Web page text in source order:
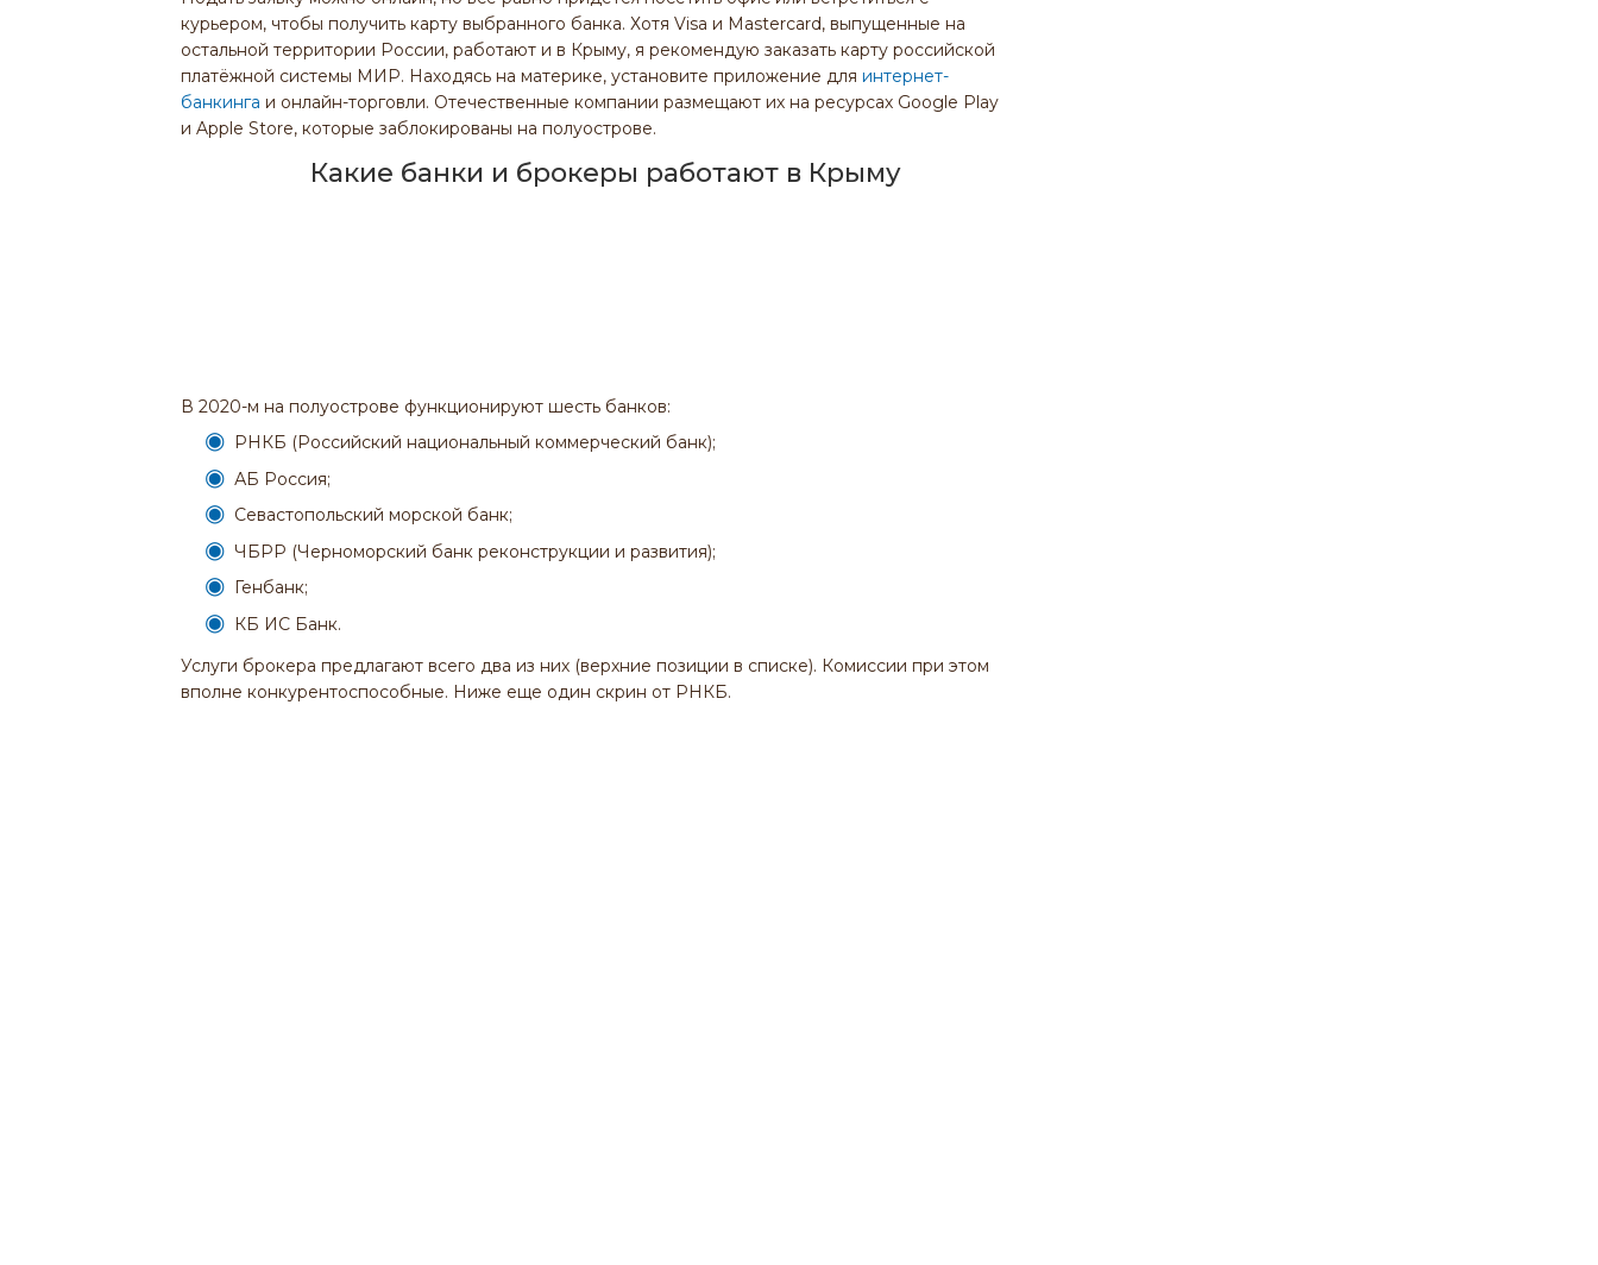
курьером, чтобы получить карту выбранного банка. Хотя Visa и Mastercard, выпущенные на
остальной территории России, работают и в Крыму, я рекомендую заказать карту российской
платёжной системы МИР. Находясь на материке, установите приложение для интернет-
банкинга и онлайн-торговли. Отечественные компании размещают их на ресурсах Google Play
и Apple Store, которые заблокированы на полуострове.
Какие банки и брокеры работают в Крыму
В 2020-м на полуострове функционируют шесть банков:
РНКБ (Российский национальный коммерческий банк);
АБ Россия;
Севастопольский морской банк;
ЧБРР (Черноморский банк реконструкции и развития);
Генбанк;
КБ ИС Банк.
Услуги брокера предлагают всего два из них (верхние позиции в списке). Комиссии при этом
вполне конкурентоспособные. Ниже еще один скрин от РНКБ.